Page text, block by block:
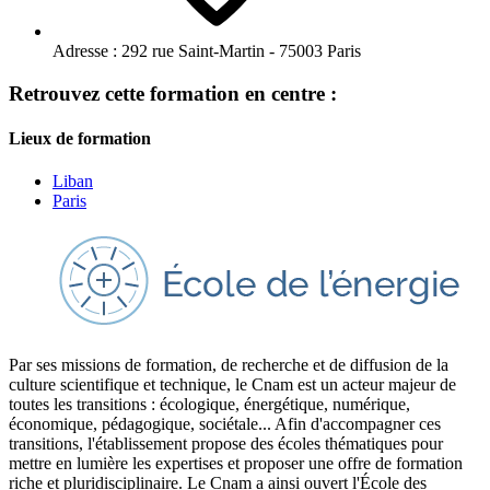
Adresse : 292 rue Saint-Martin - 75003 Paris
Retrouvez cette formation en centre :
Lieux de formation
Liban
Paris
Par ses missions de formation, de recherche et de diffusion de la
culture scientifique et technique, le Cnam est un acteur majeur de
toutes les transitions : écologique, énergétique, numérique,
économique, pédagogique, sociétale... Afin d'accompagner ces
transitions, l'établissement propose des écoles thématiques pour
mettre en lumière les expertises et proposer une offre de formation
riche et pluridisciplinaire. Le Cnam a ainsi ouvert l'École des